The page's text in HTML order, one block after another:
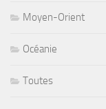
Moyen-Orient
Océanie
Toutes